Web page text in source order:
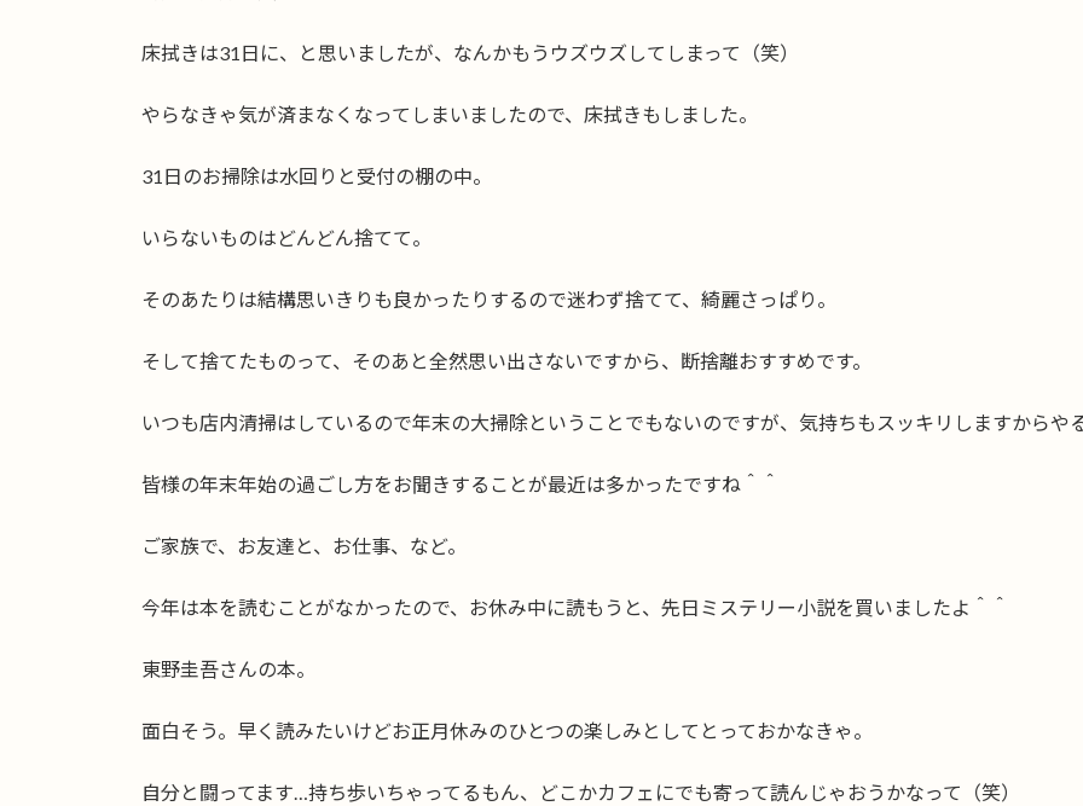
床拭きは31日に、と思いましたが、なんかもうウズウズしてしまって（笑）
やらなきゃ気が済まなくなってしまいましたので、床拭きもしました。
31日のお掃除は水回りと受付の棚の中。
いらないものはどんどん捨てて。
そのあたりは結構思いきりも良かったりするので迷わず捨てて、綺麗さっぱり。
そして捨てたものって、そのあと全然思い出さないですから、断捨離おすすめです。
いつも店内清掃はしているので年末の大掃除ということでもないのですが、気持ちもスッキリしますからや
皆様の年末年始の過ごし方をお聞きすることが最近は多かったですね＾＾
ご家族で、お友達と、お仕事、など。
今年は本を読むことがなかったので、お休み中に読もうと、先日ミステリー小説を買いましたよ＾＾
東野圭吾さんの本。
面白そう。早く読みたいけどお正月休みのひとつの楽しみとしてとっておかなきゃ。
自分と闘ってます…持ち歩いちゃってるもん、どこかカフェにでも寄って読んじゃおうかなって（笑）